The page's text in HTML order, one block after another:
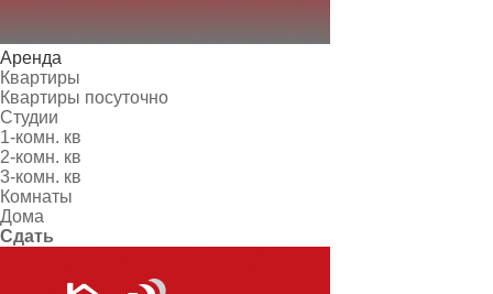
Аренда
Квартиры
Квартиры посуточно
Студии
1-комн. кв
2-комн. кв
3-комн. кв
Комнаты
Дома
Сдать